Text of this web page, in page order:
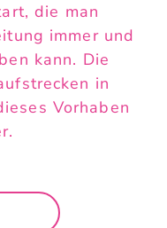
die man
immer und
kann. Die
in
Vorhaben